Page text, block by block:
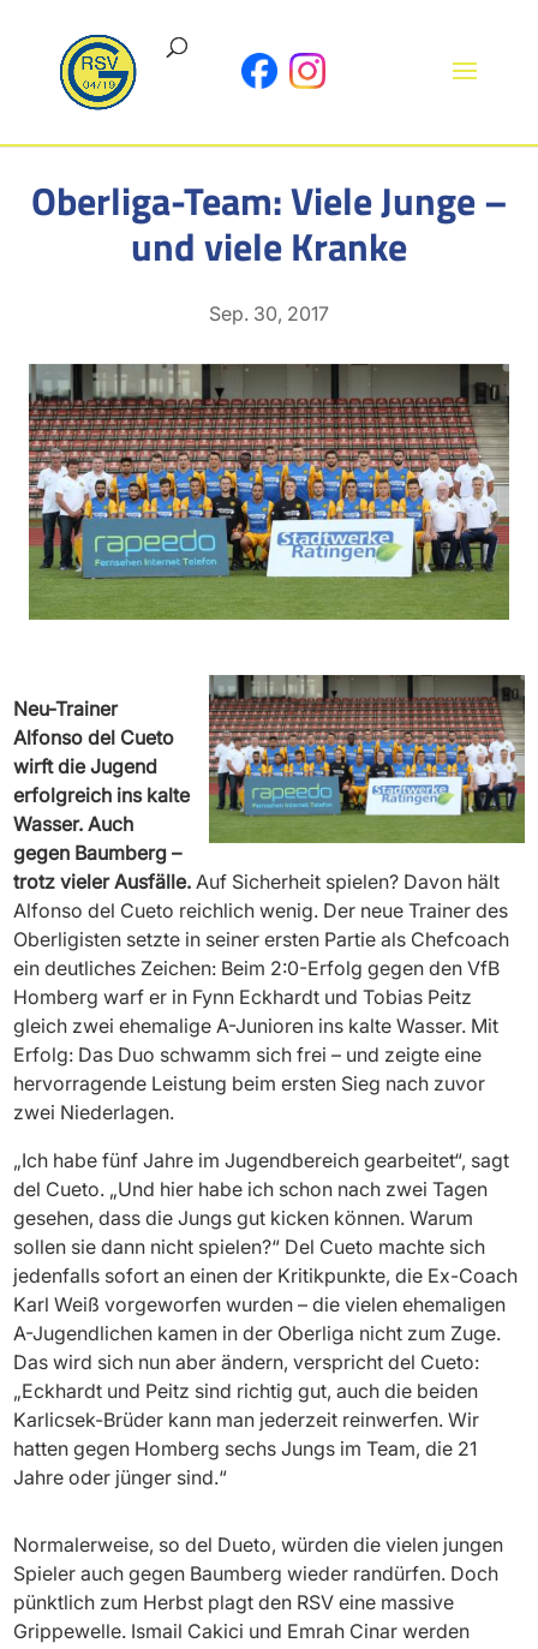
Oberliga-Team: Viele Junge –
und viele Kranke
Sep. 30, 2017
Neu-Trainer
Alfonso del Cueto
wirft die Jugend
erfolgreich ins kalte
Wasser. Auch
gegen Baumberg –
trotz vieler Ausfälle. Auf Sicherheit spielen? Davon hält
Alfonso del Cueto reichlich wenig. Der neue Trainer des
Oberligisten setzte in seiner ersten Partie als Chefcoach
ein deutliches Zeichen: Beim 2:0-Erfolg gegen den VfB
Homberg warf er in Fynn Eckhardt und Tobias Peitz
gleich zwei ehemalige A-Junioren ins kalte Wasser. Mit
Erfolg: Das Duo schwamm sich frei – und zeigte eine
hervorragende Leistung beim ersten Sieg nach zuvor
zwei Niederlagen.
„Ich habe fünf Jahre im Jugendbereich gearbeitet“, sagt
del Cueto. „Und hier habe ich schon nach zwei Tagen
gesehen, dass die Jungs gut kicken können. Warum
sollen sie dann nicht spielen?“ Del Cueto machte sich
jedenfalls sofort an einen der Kritikpunkte, die Ex-Coach
Karl Weiß vorgeworfen wurden – die vielen ehemaligen
A-Jugendlichen kamen in der Oberliga nicht zum Zuge.
Das wird sich nun aber ändern, verspricht del Cueto:
„Eckhardt und Peitz sind richtig gut, auch die beiden
Karlicsek-Brüder kann man jederzeit reinwerfen. Wir
hatten gegen Homberg sechs Jungs im Team, die 21
Jahre oder jünger sind.“
Normalerweise, so del Dueto, würden die vielen jungen
Spieler auch gegen Baumberg wieder randürfen. Doch
pünktlich zum Herbst plagt den RSV eine massive
Grippewelle. Ismail Cakici und Emrah Cinar werden